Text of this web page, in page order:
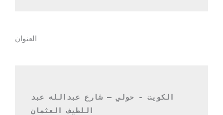
العنوان
اللطيف العثمان